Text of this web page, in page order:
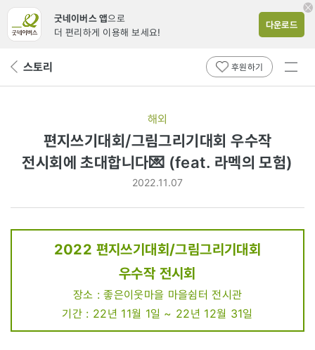
굿네이버스 앱으로
더 편리하게 이용해 보세요!
다운로드
뒤 스토리 후원하기
전체
해외
전시회에
💌
(feat.
편지쓰기대회/그림그리기대회 우수작
전시회에 초대합니다💌 (feat. 라멕의 모험)
2022.11.07
2022 편지쓰기대회/그림그리기대회
우수작 전시회
장소 : 좋은이웃마을 마을쉼터 전시관
기간 : 22년 11월 1일 ~ 22년 12월 31일